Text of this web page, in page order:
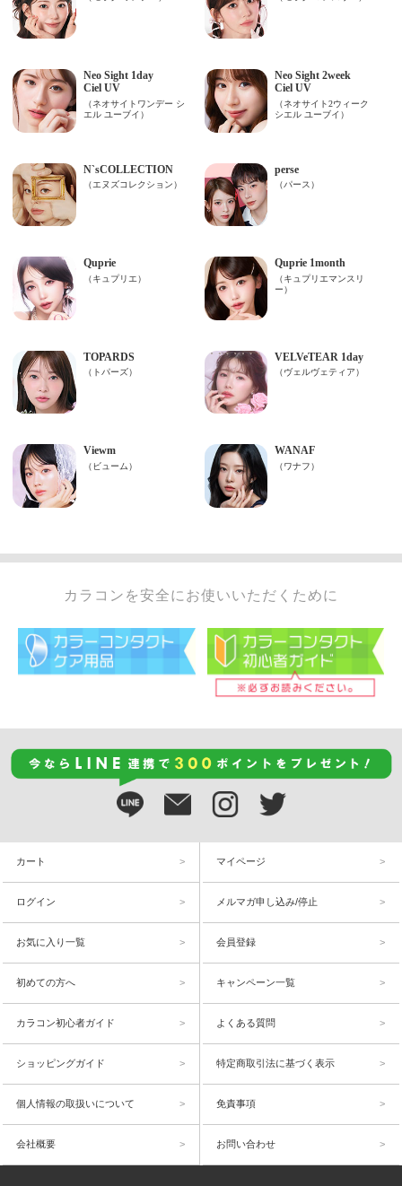
カラコンを安全にお使いいただくために
カート マイページ
ログイン メルマガ申し込み/停止
お気に入り一覧 会員登録
初めての方へ キャンペーン一覧
カラコン初心者ガイド よくある質問
ショッピングガイド 特定商取引法に基づく表示
個人情報の取扱いについて 免責事項
会社概要 お問い合わせ